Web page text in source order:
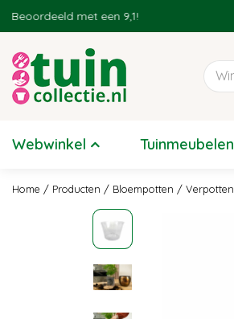
Home Producten Bloempotten Verpotten
met een 9,1!
Webwinkel Tuinmeubelen